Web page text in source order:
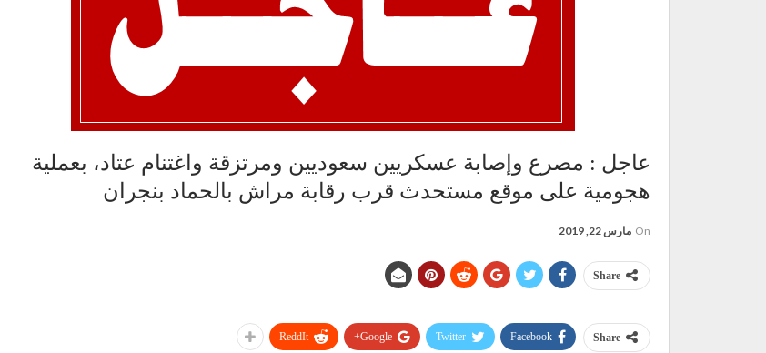
عاجل : مصرع وإصابة عسكريين سعوديين ومرتزقة واغتنام عتاد، بعملية
هجومية على موقع مستحدث قرب رقابة مراش بالحماد بنجران
On مارس 22, 2019
Share
Share
Facebook
Twitter
Google+
ReddIt